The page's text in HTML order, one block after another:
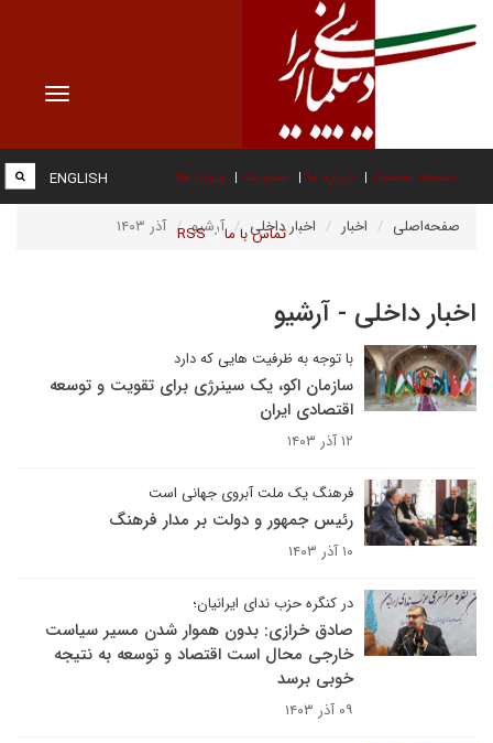
Toggle
صفحه نخست درباره ما عضویت پیوند ها
تماس با ما RSS
ENGLISH
صفحه‌اصلی اخبار اخبار داخلی آرشیو آذر ۱۴۰۳
اخبار داخلی - آرشیو
با توجه به ظرفیت هایی که دارد
سازمان اکو، یک سینرژی برای تقویت و توسعه
اقتصادی ایران
۱۲ آذر ۱۴۰۳
فرهنگ یک ملت آبروی جهانی است
رئیس جمهور و دولت بر مدار فرهنگ
۱۰ آذر ۱۴۰۳
در کنگره حزب ندای ایرانیان؛
صادق خرازی: بدون هموار شدن مسیر سیاست
خارجی محال است اقتصاد و توسعه به نتیجه
خوبی برسد
۰۹ آذر ۱۴۰۳